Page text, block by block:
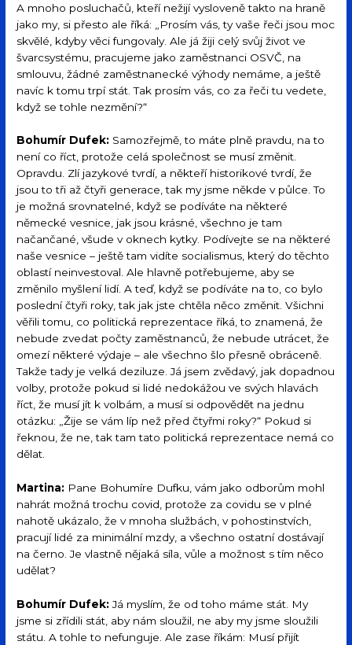
A mnoho posluchačů, kteří nežijí vysloveně takto na hraně
jako my, si přesto ale říká: „Prosím vás, ty vaše řeči jsou moc
skvělé, kdyby věci fungovaly. Ale já žiji celý svůj život ve
švarcsystému, pracujeme jako zaměstnanci OSVČ, na
smlouvu, žádné zaměstnanecké výhody nemáme, a ještě
navíc k tomu trpí stát. Tak prosím vás, co za řeči tu vedete,
když se tohle nezmění?“
Bohumír Dufek: Samozřejmě, to máte plně pravdu, na to
není co říct, protože celá společnost se musí změnit.
Opravdu. Zlí jazykové tvrdí, a někteří historikové tvrdí, že
jsou to tři až čtyři generace, tak my jsme někde v půlce. To
je možná srovnatelné, když se podíváte na některé
německé vesnice, jak jsou krásné, všechno je tam
načančané, všude v oknech kytky. Podívejte se na některé
naše vesnice – ještě tam vidíte socialismus, který do těchto
oblastí neinvestoval. Ale hlavně potřebujeme, aby se
změnilo myšlení lidí. A teď, když se podíváte na to, co bylo
poslední čtyři roky, tak jak jste chtěla něco změnit. Všichni
věřili tomu, co politická reprezentace říká, to znamená, že
nebude zvedat počty zaměstnanců, že nebude utrácet, že
omezí některé výdaje – ale všechno šlo přesně obráceně.
Takže tady je velká deziluze. Já jsem zvědavý, jak dopadnou
volby, protože pokud si lidé nedokážou ve svých hlavách
říct, že musí jít k volbám, a musí si odpovědět na jednu
otázku: „Žije se vám líp než před čtyřmi roky?“ Pokud si
řeknou, že ne, tak tam tato politická reprezentace nemá co
dělat.
Martina: Pane Bohumíre Dufku, vám jako odborům mohl
nahrát možná trochu covid, protože za covidu se v plné
nahotě ukázalo, že v mnoha službách, v pohostinstvích,
pracují lidé za minimální mzdy, a všechno ostatní dostávají
na černo. Je vlastně nějaká síla, vůle a možnost s tím něco
udělat?
Bohumír Dufek:Já myslím, že od toho máme stát. My
jsme si zřídili stát, aby nám sloužil, ne aby my jsme sloužili
státu. A tohle to nefunguje. Ale zase říkám: Musí přijít